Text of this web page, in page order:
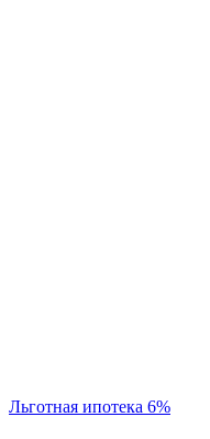
Льготная ипотека 6%